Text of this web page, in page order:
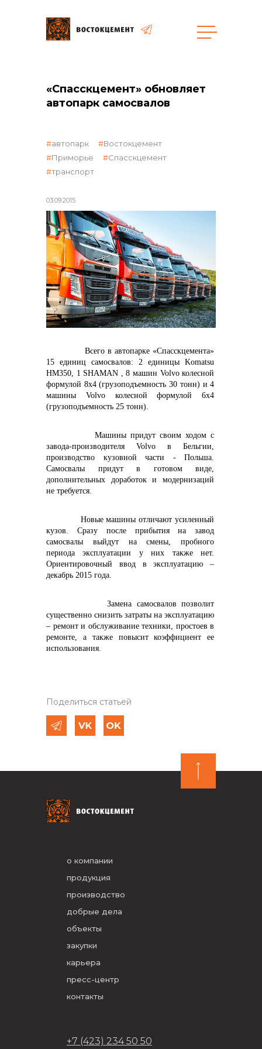
Объекты
объявленные закупки
реализация неликвидов
контакты отдела закупок
Контакты
+7 (423) 234 50 50
info@vostokcement.ru
«Спасскцемент» обновляет
автопарк самосвалов
03.09.2015
автопарк
Востокцемент
Приморье
Спасскцемент
транспорт
Всего в автопарке «Спасскцемента»
15 единиц самосвалов: 2 единицы Komatsu
HM350, 1 SHAMAN , 8 машин Volvoколесной
формулой 8x4 (грузоподъемность 30 тонн) и 4
машины Volvoколесной формулой 6x4
(грузоподъемность 25 тонн).
Машины придут своим ходом с
завода-производителяVolvo в Бельгии,
производство кузовной части - Польша.
Самосвалы придут в готовом виде,
дополнительных доработок и модернизаций
не требуется.
Новые машины отличают усиленный
кузов. Сразу после прибытия на завод
самосвалы выйдут на смены, пробного
периода эксплуатации у них также нет.
Ориентировочный ввод в эксплуатацию –
декабрь 2015 года.
Замена самосвалов позволит
существенно снизить затраты на эксплуатацию
– ремонт и обслуживание техники, простоев в
ремонте, а также повысит коэффициент ее
использования.
Поделиться статьей
о компании
продукция
производство
добрые дела
объекты
закупки
карьера
пресс-центр
контакты
+7 (423) 234 50 50